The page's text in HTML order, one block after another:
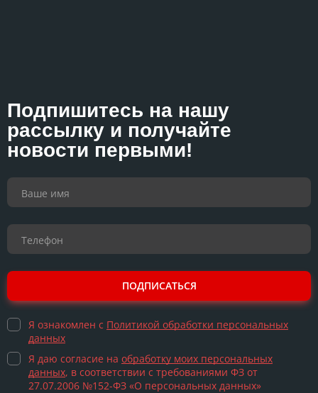
Подпишитесь на нашу
рассылку и получайте
новости первыми!
ПОДПИСАТЬСЯ
Я ознакомлен с Политикой обработки персональных
данных
Я даю согласие на обработку моих персональных
данных, в соответствии с требованиями ФЗ от
27.07.2006 №152-ФЗ «О персональных данных»